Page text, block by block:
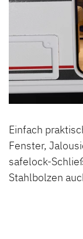
Einfach
Fenster,
safelock-
Stahlbolzen